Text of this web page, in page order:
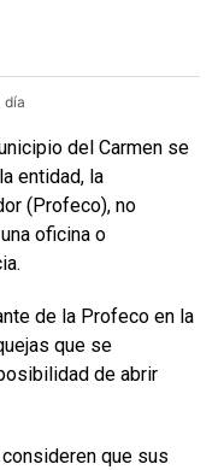
día
del Carmen se
entidad, la
(Profeco), no
oficina o
de la Profeco en la
que se
de abrir
que sus